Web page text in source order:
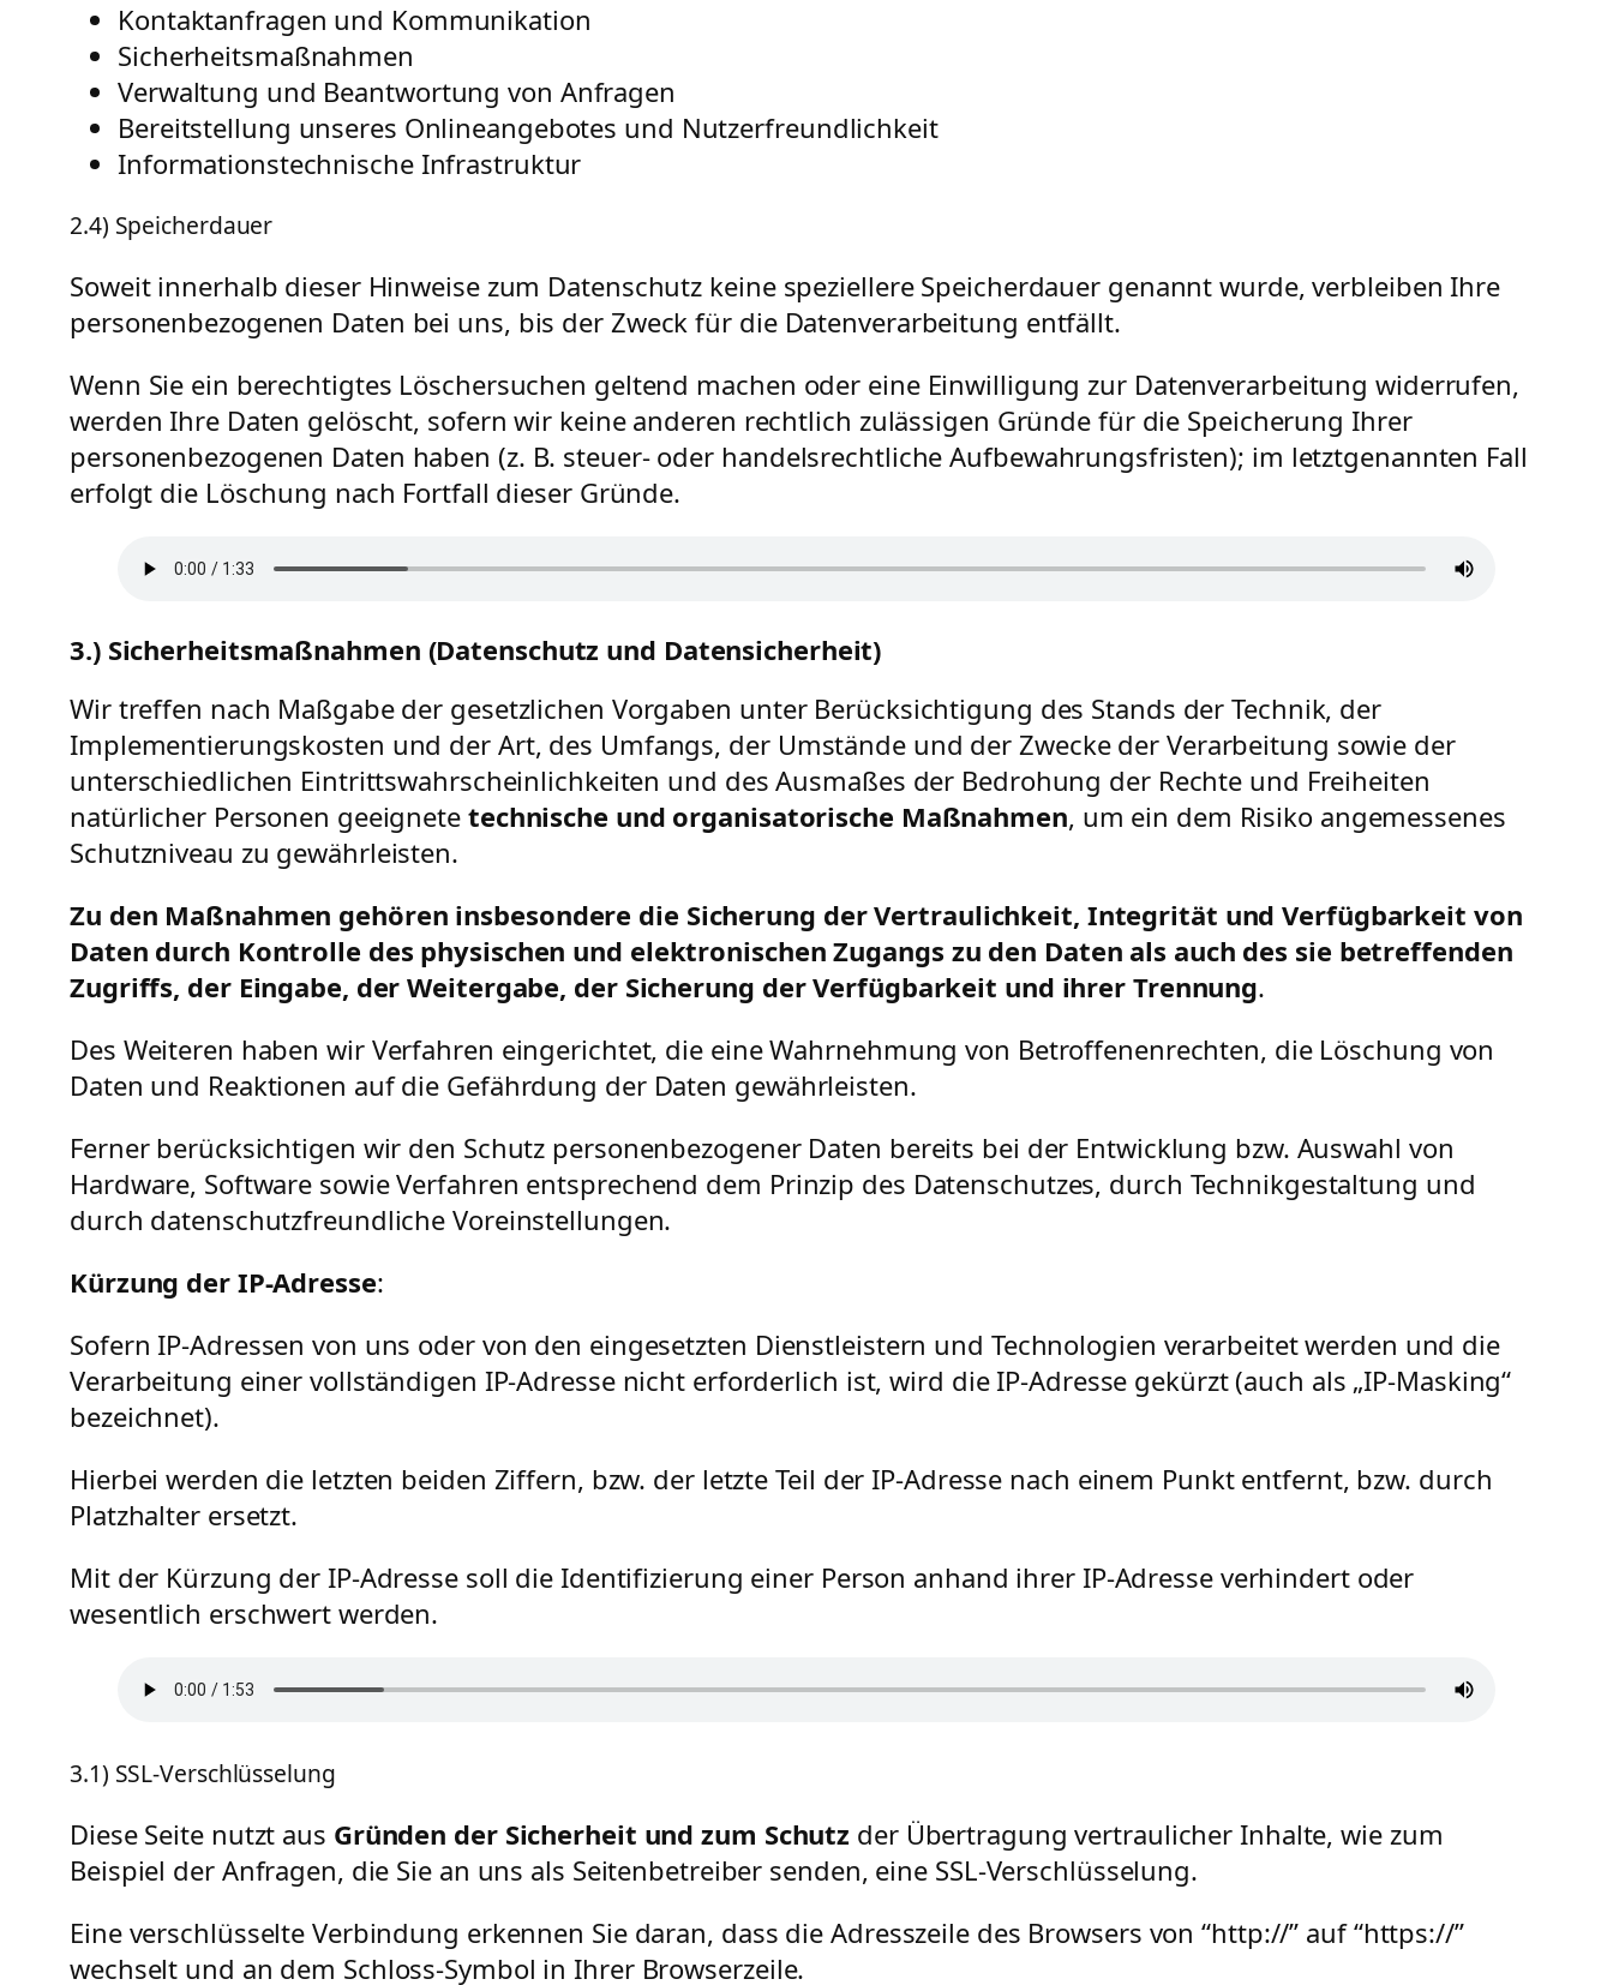
Kontaktanfragen und Kommunikation
Sicherheitsmaßnahmen
Verwaltung und Beantwortung von Anfragen
Bereitstellung unseres Onlineangebotes und Nutzerfreundlichkeit
Informationstechnische Infrastruktur
2.4) Speicherdauer
Soweit innerhalb dieser Hinweise zum Datenschutz keine speziellere Speicherdauer genannt wurde, verbleiben Ihre
personenbezogenen Daten bei uns, bis der Zweck für die Datenverarbeitung entfällt.
Wenn Sie ein berechtigtes Löschersuchen geltend machen oder eine Einwilligung zur Datenverarbeitung widerrufen,
werden Ihre Daten gelöscht, sofern wir keine anderen rechtlich zulässigen Gründe für die Speicherung Ihrer
personenbezogenen Daten haben (z. B. steuer- oder handelsrechtliche Aufbewahrungsfristen); im letztgenannten Fall
erfolgt die Löschung nach Fortfall dieser Gründe.
3.) Sicherheitsmaßnahmen (Datenschutz und Datensicherheit)
Wir treffen nach Maßgabe der gesetzlichen Vorgaben unter Berücksichtigung des Stands der Technik, der
Implementierungskosten und der Art, des Umfangs, der Umstände und der Zwecke der Verarbeitung sowie der
unterschiedlichen Eintrittswahrscheinlichkeiten und des Ausmaßes der Bedrohung der Rechte und Freiheiten
natürlicher Personen geeignete technische und organisatorische Maßnahmen, um ein dem Risiko angemessenes
Schutzniveau zu gewährleisten.
Zu den Maßnahmen gehören insbesondere die Sicherung der Vertraulichkeit, Integrität und Verfügbarkeit von
Daten durch Kontrolle des physischen und elektronischen Zugangs zu den Daten als auch des sie betreffenden
Zugriffs, der Eingabe, der Weitergabe, der Sicherung der Verfügbarkeit und ihrer Trennung.
Des Weiteren haben wir Verfahren eingerichtet, die eine Wahrnehmung von Betroffenenrechten, die Löschung von
Daten und Reaktionen auf die Gefährdung der Daten gewährleisten.
Ferner berücksichtigen wir den Schutz personenbezogener Daten bereits bei der Entwicklung bzw. Auswahl von
Hardware, Software sowie Verfahren entsprechend dem Prinzip des Datenschutzes, durch Technikgestaltung und
durch datenschutzfreundliche Voreinstellungen.
Kürzung der IP-Adresse:
Sofern IP-Adressen von uns oder von den eingesetzten Dienstleistern und Technologien verarbeitet werden und die
Verarbeitung einer vollständigen IP-Adresse nicht erforderlich ist, wird die IP-Adresse gekürzt (auch als „IP-Masking“
bezeichnet).
Hierbei werden die letzten beiden Ziffern, bzw. der letzte Teil der IP-Adresse nach einem Punkt entfernt, bzw. durch
Platzhalter ersetzt.
Mit der Kürzung der IP-Adresse soll die Identifizierung einer Person anhand ihrer IP-Adresse verhindert oder
wesentlich erschwert werden.
3.1) SSL-Verschlüsselung
Diese Seite nutzt aus Gründen der Sicherheit und zum Schutz der Übertragung vertraulicher Inhalte, wie zum
Beispiel der Anfragen, die Sie an uns als Seitenbetreiber senden, eine SSL-Verschlüsselung.
Eine verschlüsselte Verbindung erkennen Sie daran, dass die Adresszeile des Browsers von “http://” auf “https://”
wechselt und an dem Schloss-Symbol in Ihrer Browserzeile.